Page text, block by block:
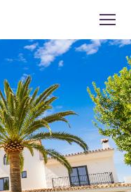
| Costa del Sol